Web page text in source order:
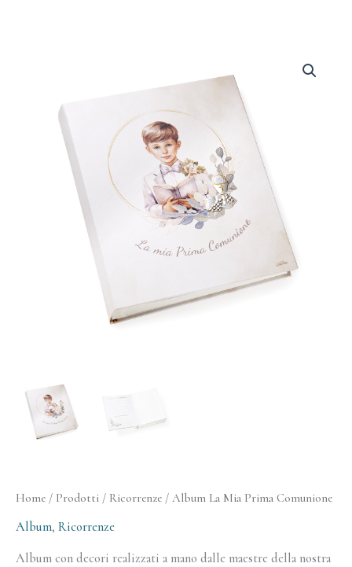
Home / Prodotti / Ricorrenze / Album La Mia Prima Comunione
Album, Ricorrenze
Album con decori realizzati a mano dalle maestre della nostra